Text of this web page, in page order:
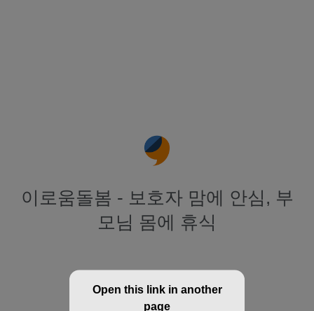
이로움돌봄 - 보호자 맘에 안심, 부
모님 몸에 휴식